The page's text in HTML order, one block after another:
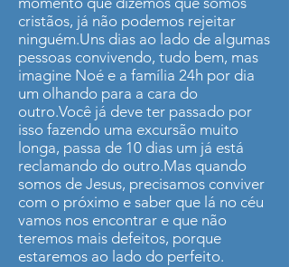
cristãos, já não podemos rejeitar
ninguém.Uns dias ao lado de algumas
pessoas convivendo, tudo bem, mas
imagine Noé e a família 24h por dia
um olhando para a cara do
outro.Você já deve ter passado por
isso fazendo uma excursão muito
longa, passa de 10 dias um já está
reclamando do outro.Mas quando
somos de Jesus, precisamos conviver
com o próximo e saber que lá no céu
vamos nos encontrar e que não
teremos mais defeitos, porque
estaremos ao lado do perfeito.